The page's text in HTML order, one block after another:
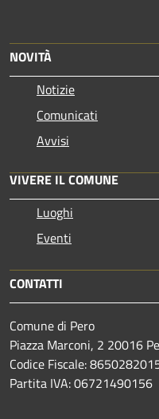
NOVITÀ
Notizie
Comunicati
Avvisi
VIVERE IL COMUNE
Luoghi
Eventi
CONTATTI
Comune di Pero
Piazza Marconi, 2 20016
Codice Fiscale:
Partita IVA: 06721490156